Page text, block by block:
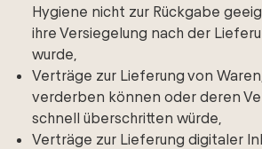
Hygiene nicht zur Rückgabe
ihre Versiegelung nach der
wurde,
Verträge zur Lieferung von
verderben können oder deren
schnell überschritten würde,
Verträge zur Lieferung digitaler